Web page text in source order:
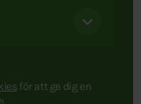
för att ge dig en